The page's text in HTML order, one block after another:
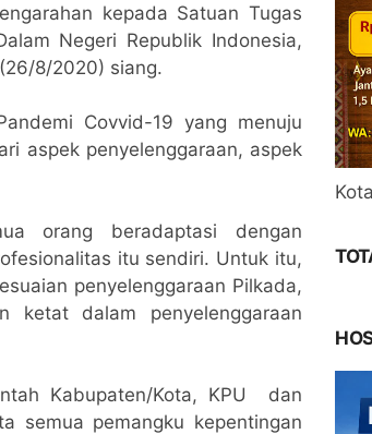
kepada Satuan Tugas
Negeri Republik Indonesia,
8/2020) siang.
Covvid-19 yang menuju
aspek penyelenggaraan, aspek
orang beradaptasi dengan
itu sendiri. Untuk itu,
penyelenggaraan Pilkada,
ketat dalam penyelenggaraan
Kabupaten/Kota, KPU dan
semua pemangku kepentingan